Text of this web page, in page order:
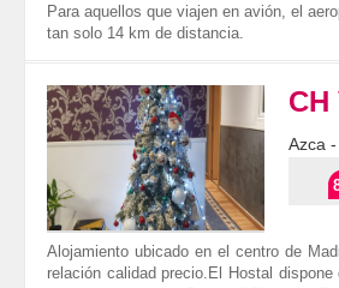
Para aquellos que viajen en avión, el
tan solo 14 km de distancia.
Azca
Alojamiento ubicado en el centro de
relación calidad precio.El Hostal